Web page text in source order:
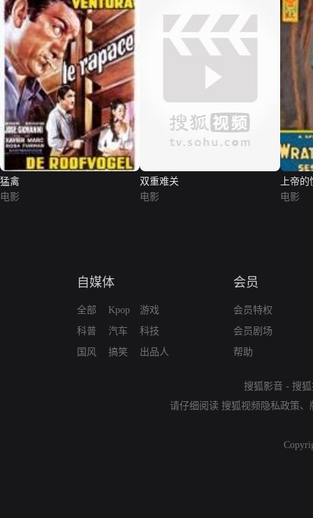
猛禽
电影
双重难关
电影
上帝
电影
自媒体
全部
科普
国风
Kpop
汽车
搞笑
游戏
科技
出品人
会员
会员特权
会员剧场
帮助
搜狐影音 - 搜
请仔细阅读 搜狐视频隐私政策、